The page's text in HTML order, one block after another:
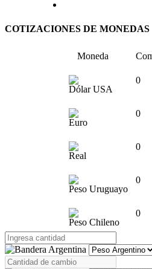
COTIZACIONES DE MONEDAS
Moneda
Dólar USA
0
Euro
0
Real
0
Peso Uruguayo
0
Peso Chileno
0